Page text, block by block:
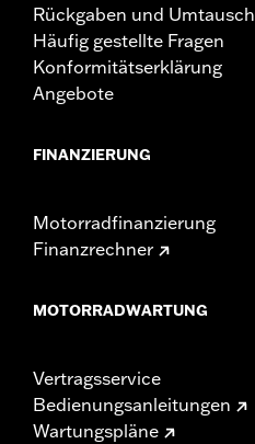
Rückgaben und Umtausch
Häufig gestellte Fragen
Konformitätserklärung
Angebote
FINANZIERUNG
Motorradfinanzierung
Finanzrechner
MOTORRADWARTUNG
Vertragsservice
Bedienungsanleitungen
Wartungspläne